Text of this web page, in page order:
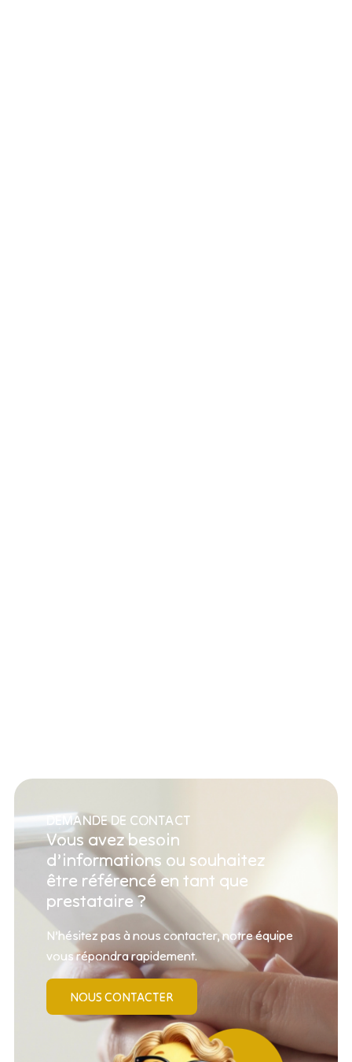
DEMANDE DE CONTACT
Vous avez besoin
d’informations ou souhaitez
être référencé en tant que
prestataire ?
N’hésitez pas à nous contacter, notre équipe
vous répondra rapidement.
NOUS CONTACTER